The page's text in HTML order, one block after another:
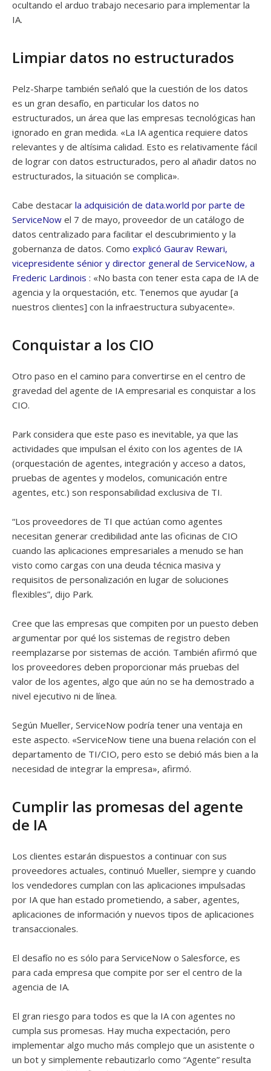
ocultando el arduo trabajo necesario para implementar la
IA.
Limpiar datos no estructurados
Pelz-Sharpe también señaló que la cuestión de los datos
es un gran desafío, en particular los datos no
estructurados, un área que las empresas tecnológicas han
ignorado en gran medida. «La IA agentica requiere datos
relevantes y de altísima calidad. Esto es relativamente fácil
de lograr con datos estructurados, pero al añadir datos no
estructurados, la situación se complica».
Cabe destacar la adquisición de data.world por parte de
ServiceNow el 7 de mayo, proveedor de un catálogo de
datos centralizado para facilitar el descubrimiento y la
gobernanza de datos. Como explicó Gaurav Rewari,
vicepresidente sénior y director general de ServiceNow, a
Frederic Lardinois : «No basta con tener esta capa de IA de
agencia y la orquestación, etc. Tenemos que ayudar [a
nuestros clientes] con la infraestructura subyacente».
Conquistar a los CIO
Otro paso en el camino para convertirse en el centro de
gravedad del agente de IA empresarial es conquistar a los
CIO.
Park considera que este paso es inevitable, ya que las
actividades que impulsan el éxito con los agentes de IA
(orquestación de agentes, integración y acceso a datos,
pruebas de agentes y modelos, comunicación entre
agentes, etc.) son responsabilidad exclusiva de TI.
“Los proveedores de TI que actúan como agentes
necesitan generar credibilidad ante las oficinas de CIO
cuando las aplicaciones empresariales a menudo se han
visto como cargas con una deuda técnica masiva y
requisitos de personalización en lugar de soluciones
flexibles”, dijo Park.
Cree que las empresas que compiten por un puesto deben
argumentar por qué los sistemas de registro deben
reemplazarse por sistemas de acción. También afirmó que
los proveedores deben proporcionar más pruebas del
valor de los agentes, algo que aún no se ha demostrado a
nivel ejecutivo ni de línea.
Según Mueller, ServiceNow podría tener una ventaja en
este aspecto. «ServiceNow tiene una buena relación con el
departamento de TI/CIO, pero esto se debió más bien a la
necesidad de integrar la empresa», afirmó.
Cumplir las promesas del agente
de IA
Los clientes estarán dispuestos a continuar con sus
proveedores actuales, continuó Mueller, siempre y cuando
los vendedores cumplan con las aplicaciones impulsadas
por IA que han estado prometiendo, a saber, agentes,
aplicaciones de información y nuevos tipos de aplicaciones
transaccionales.
El desafío no es sólo para ServiceNow o Salesforce, es
para cada empresa que compite por ser el centro de la
agencia de IA.
El gran riesgo para todos es que la IA con agentes no
cumpla sus promesas. Hay mucha expectación, pero
implementar algo mucho más complejo que un asistente o
un bot y simplemente rebautizarlo como “Agente” resulta